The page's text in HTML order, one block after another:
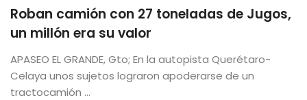
Roban camión con 27 toneladas de Jugos,
un millón era su valor
APASEO EL GRANDE, Gto; En la autopista Querétaro-
Celaya unos sujetos lograron apoderarse de un
tractocamión ...